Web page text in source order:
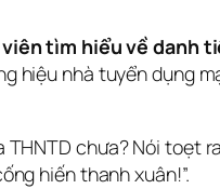
viên tìm hiểu về danh
hiệu nhà tuyển dụng
chưa? Nói
hiến thanh xuân!”.